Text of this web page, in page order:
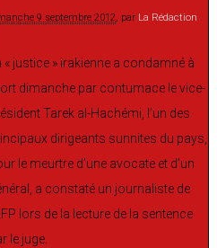
9 septembre 2012, par La Rédaction
« justice » irakienne a condamné à
dimanche par contumace le vice-
Tarek al-Hachémi, l’un des
dirigeants sunnites du pays,
le meurtre d’une avocate et d’un
a constaté un journaliste de
lors de la lecture de la sentence
le juge.